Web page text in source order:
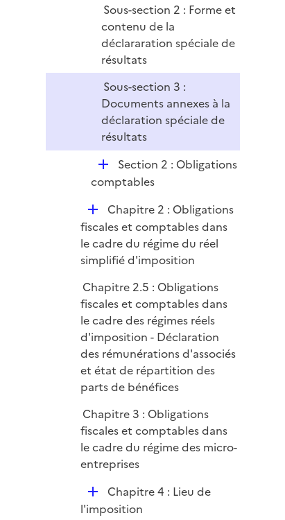
Sous-section 2 : Forme et
contenu de la
déclararation spéciale de
résultats
Sous-section 3 :
Documents annexes à la
déclaration spéciale de
résultats
D
é
l
i
e
r
Section 2 : Obligations
comptables
D
é
p
l
e
r
Chapitre 2 : Obligations
fiscales et comptables dans
le cadre du régime du réel
simplifié d'imposition
Chapitre 2.5 : Obligations
fiscales et comptables dans
le cadre des régimes réels
d'imposition - Déclaration
des rémunérations d'associés
et état de répartition des
parts de bénéfices
Chapitre 3 : Obligations
fiscales et comptables dans
le cadre du régime des micro-
entreprises
D
é
Chapitre 4 : Lieu de
l'imposition